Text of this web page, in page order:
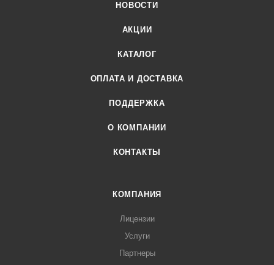
НОВОСТИ
АКЦИИ
КАТАЛОГ
ОПЛАТА И ДОСТАВКА
ПОДДЕРЖКА
О КОМПАНИИ
КОНТАКТЫ
КОМПАНИЯ
Лицензии
Услуги
Партнеры